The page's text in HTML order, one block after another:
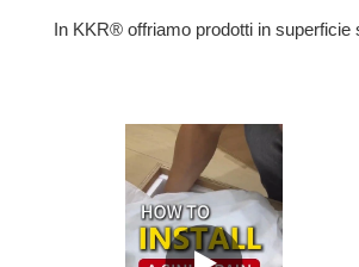
In KKR® offriamo prodotti in superficie